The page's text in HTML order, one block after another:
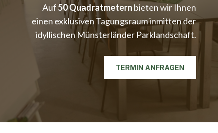
Auf50 Quadratmetern bieten wir Ihnen
einen exklusiven Tagungsraum inmitten der
idyllischen Münsterländer Parklandschaft.
TERMIN ANFRAGEN